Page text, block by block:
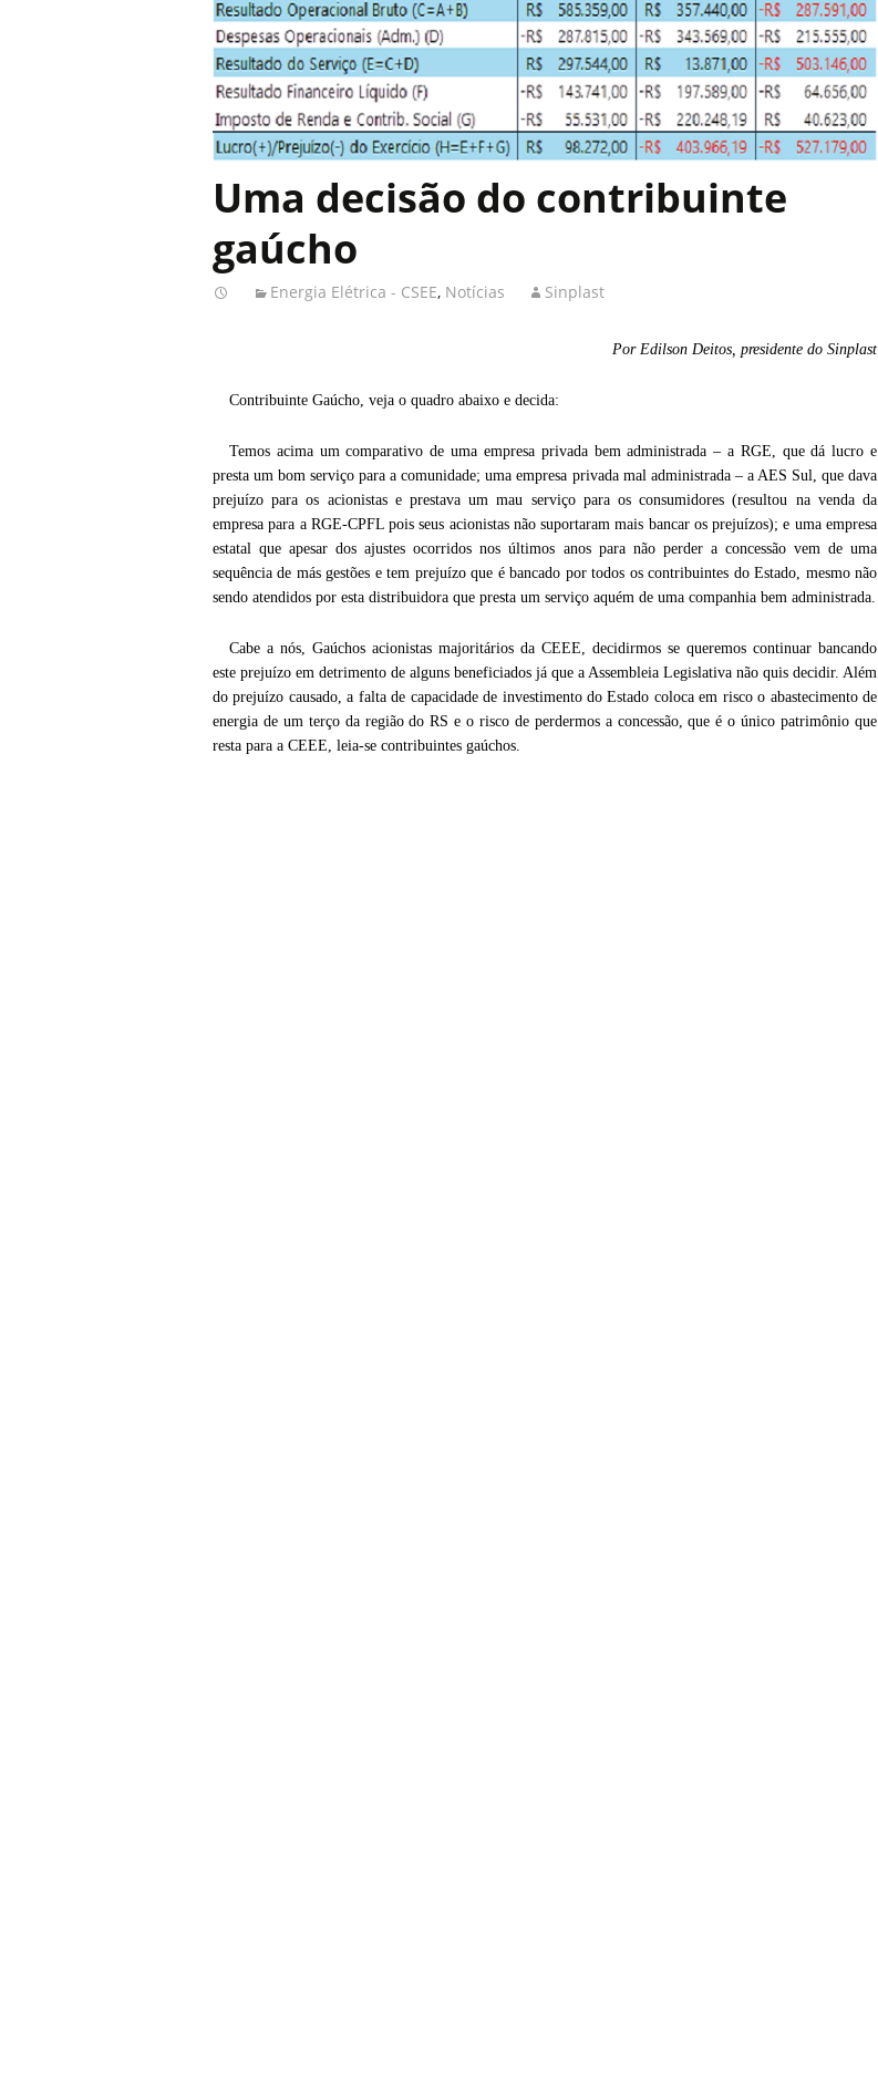
Uma decisão do contribuinte
gaúcho
Energia Elétrica - CSEE, Notícias Sinplast
Por Edilson Deitos, presidente do Sinplast
Contribuinte Gaúcho, veja o quadro abaixo e decida:
Temos acima um comparativo de uma empresa privada bem administrada – a RGE, que dá lucro e
presta um bom serviço para a comunidade; uma empresa privada mal administrada – a AES Sul, que dava
prejuízo para os acionistas e prestava um mau serviço para os consumidores (resultou na venda da
empresa para a RGE-CPFL pois seus acionistas não suportaram mais bancar os prejuízos); e uma empresa
estatal que apesar dos ajustes ocorridos nos últimos anos para não perder a concessão vem de uma
sequência de más gestões e tem prejuízo que é bancado por todos os contribuintes do Estado, mesmo não
sendo atendidos por esta distribuidora que presta um serviço aquém de uma companhia bem administrada.
Cabe a nós, Gaúchos acionistas majoritários da CEEE, decidirmos se queremos continuar bancando
este prejuízo em detrimento de alguns beneficiados já que a Assembleia Legislativa não quis decidir. Além
do prejuízo causado, a falta de capacidade de investimento do Estado coloca em risco o abastecimento de
energia de um terço da região do RS e o risco de perdermos a concessão, que é o único patrimônio que
resta para a CEEE, leia-se contribuintes gaúchos.